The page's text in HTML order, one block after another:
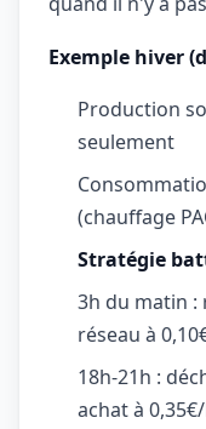
Exemple hiver
Production
seulement
(chauffage
Stratégie
3h du matin :
réseau à
18h-21h :
achat à